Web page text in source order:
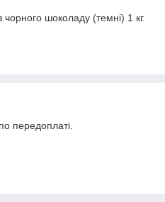
чорного шоколаду (темні) 1 кг.
передоплаті.